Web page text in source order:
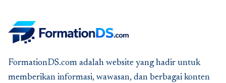
FormationDS.com adalah website yang hadir untuk
memberikan informasi, wawasan, dan berbagai konten